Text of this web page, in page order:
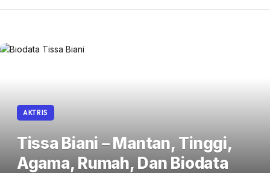
AKTRIS
Tissa Biani – Mantan, Tinggi,
Agama, Rumah, Dan Biodata